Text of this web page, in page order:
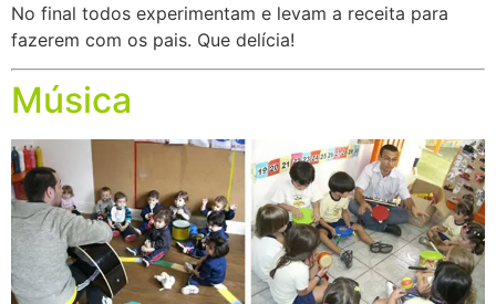
No final todos experimentam e levam a receita para
fazerem com os pais. Que delícia!
Música